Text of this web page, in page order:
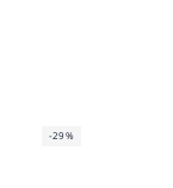
-29%